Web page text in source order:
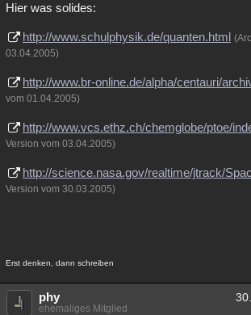
Hier was solides:
http://www.schulphysik.de/quanten.html
03.04.2005)
http://www.br-online.de/alpha/centauri/
vom 01.04.2005)
http://www.vcs.ethz.ch/chemglobe/ptoe/
Version vom 03.04.2005)
http://science.nasa.gov/realtime/jtrack/
Version vom 30.03.2005)
Erst denken, dann schreiben
phy
ehemaliges Mitglied